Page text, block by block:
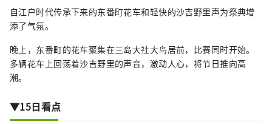
自江户时代传承下来的东番町花车和轻快的沙吉野里声为祭典增
添了气氛。
晚上，东番町的花车聚集在三岛大社大鸟居前，比赛同时开始。
多辆花车上回荡着沙吉野里的声音，激动人心，将节日推向高
潮。
▼15日看点